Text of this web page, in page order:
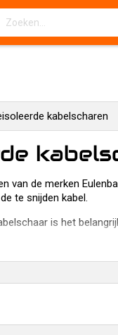
kabelscharen
van de merken
te snijden kabel.
is het